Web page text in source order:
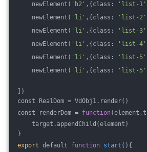
newElement( 'h2' ,{class: 'list-1'
newElement( 'li' ,{class: 'list-2'
newElement( 'li' ,{class: 'list-3'
newElement( 'li' ,{class: 'list-4'
newElement( 'li' ,{class: 'list-5'
newElement( 'li' ,{class: 'list-5'
])
const RealDom = VdObj1.render()
const renderDom = function
target.appendChild(element)
}
export default function start (){